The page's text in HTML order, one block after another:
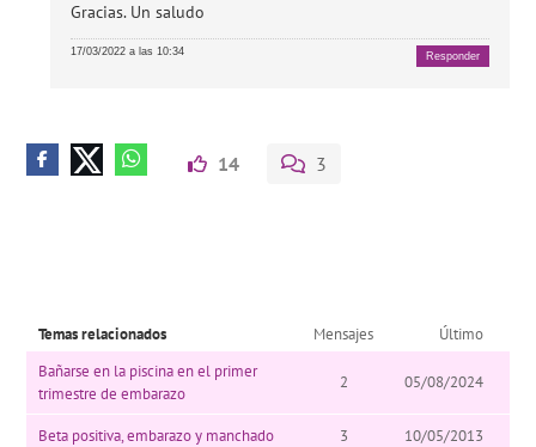
Gracias. Un saludo
17/03/2022 a las 10:34 Responder
14 3
Temas relacionados Mensajes
Último
Bañarse en la piscina en el primer
trimestre de embarazo
2 05/08/2024
Beta positiva, embarazo y manchado 3 10/05/2013